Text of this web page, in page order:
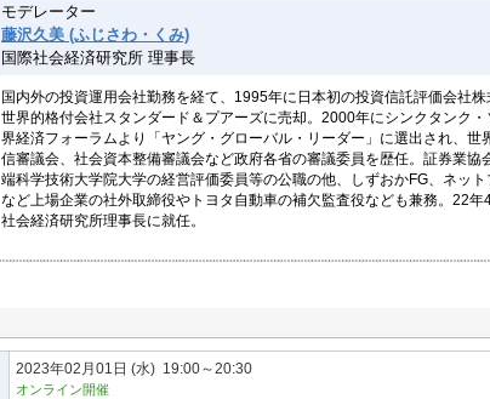
モデレーター
藤沢久美 (ふじさわ・くみ)
国際社会経済研究所 理事長
国内外の投資運用会社勤務を経て、1995年に日本初の投資信託評価会社
世界的格付会社スタンダード＆プアーズに売却。2000年にシンクタンク
界経済フォーラムより「ヤング・グローバル・リーダー」に選出され、世
信審議会、社会資本整備審議会など政府各省の審議委員を歴任。証券業
端科学技術大学院大学の経営評価委員等の公職の他、しずおかFG、ネッ
など上場企業の社外取締役やトヨタ自動車の補欠監査役なども兼務。22
社会経済研究所理事長に就任。
2023年02月01日 (水) 19:00～20:30
オンライン開催